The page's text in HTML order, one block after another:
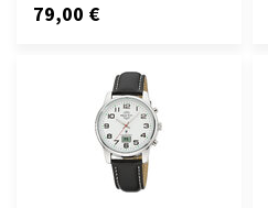
79,00 €